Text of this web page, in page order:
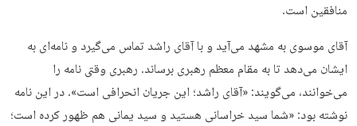
منافقین است.
آقای موسوی به مشهد می‌آید و با آقای راشد تماس می‌گیرد و نامه‌ای به
ایشان می‌دهد تا به مقام معظم رهبری برساند. رهبری وقتی نامه را
می‌خوانند، می‌گویند: «آقای راشد؛ این جریان انحرافی است». در این نامه
نوشته بود: «شما سید خراسانی هستید و سید یمانی هم ظهور کرده است؛